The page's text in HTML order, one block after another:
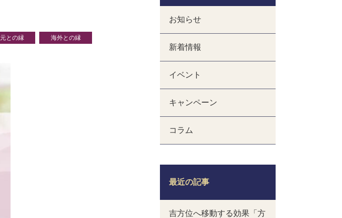
との縁 海外との縁
お知らせ
新着情報
イベント
キャンペーン
コラム
最近の記事
吉方位へ移動する効果「方